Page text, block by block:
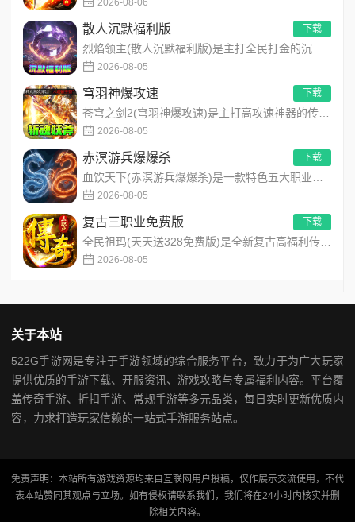
2026-08-06
散人沉默福利版
烈焰领主(散人沉默福利版)是主打全民打金的沉默福利传奇手游，装备高保值、游戏货币自由畅销！无需氪金，刷怪做任...
2026-08-05
下载
穹羽神爆攻速
苍穹之剑2(穹羽神爆攻速)是主打高攻速神器的传奇手游，专为散人追梦打造，装备爆率超高！上线免费解锁自动拾取、...
2026-08-05
下载
赤溟游兵爆爆杀
血饮天下(赤溟游兵爆爆杀)是一款特色五大职业流派传奇手游，主打散人追梦高爆装备！上线免费解锁自动拾取、自动回...
2026-08-05
下载
复古三职业免费版
全民祖玛(天天送328免费版)是全新复古高福利传奇手游，创角即解锁自动拾取、自动回收、满背包、满仓库特权。每...
2026-08-05
下载
关于本站
522G手游网是专注于手游领域的综合服务平台，致力于为广大玩家
提供优质的手游下载、开服资讯、游戏攻略与专属福利内容。平台覆
盖传奇手游、折扣手游、常规手游等多元品类，每日实时更新优质内
容，力求打造玩家信赖的一站式手游服务站点。
免责声明：本站所有游戏资源均来自互联网用户投稿，仅作展示交流使用，不代
表本站赞同其观点与立场。如有侵权请联系我们，我们将在24小时内核实并删
除相关内容。